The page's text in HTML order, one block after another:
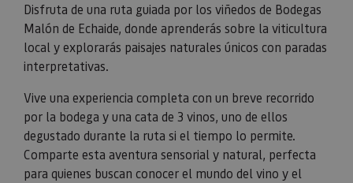
Disfruta de una ruta guiada por los viñedos de Bodegas
Malón de Echaide, donde aprenderás sobre la viticultura
local y explorarás paisajes naturales únicos con paradas
interpretativas.
Vive una experiencia completa con un breve recorrido
por la bodega y una cata de 3 vinos, uno de ellos
degustado durante la ruta si el tiempo lo permite.
Comparte esta aventura sensorial y natural, perfecta
para quienes buscan conocer el mundo del vino y el